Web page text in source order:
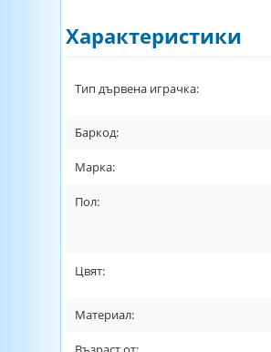
Характеристики
Тип дървена играчка:
Баркод:
Марка:
Пол:
Цвят:
Материал: